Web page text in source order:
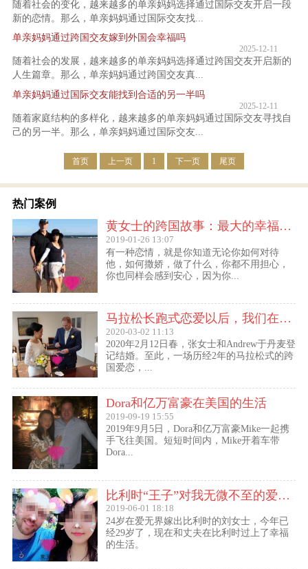
随着社会的变化，越来越多的单亲妈妈选择通过国际交友开启一段
新的恋情。那么，单亲妈妈通过国际交友找...
单亲妈妈通过跨国交友嫁到外国会幸福吗
2025-12-11
随着社会的发展，越来越多的单亲妈妈选择通过跨国交友开启新的
人生篇章。那么，单亲妈妈通过跨国交友真...
单亲妈妈通过国际交友能找到合适的另一半吗
2025-12-11
随着家庭结构的多样化，越来越多的单亲妈妈通过国际交友寻找自
己的另一半。那么，单亲妈妈通过国际交友...
首页 上一页 1 下一页 尾页
热门案例
黄女士的跨国故事：最大的幸福便是有一个白马王子一直默默等着自己
2019-01-26 13:07
有一种恋情，就是你知道无论你如何对待
他，如何撒娇，做了什么，你都不用担心，
你也同样会感到安心，因为你...
马拉松长跑式恋爱以后，我们在丹麦登记结婚了
2020-03-02 11:13
2020年2月12日春，张女士和Andrew于丹麦登
记结婚。至此，一场历经2年的马拉松式的跨
国爱恋，...
Dora和亿万富豪在美国的生活
2019-09-19 15:55
2019年9月5日，Dora和亿万富豪Mike一起携
手飞往美国。短短时间内，Mike开着车带
Dora...
比利时“王子”对我无微不至的爱（爱无界刘女士的海外生活）
2019-06-01 18:18
24岁在爱无界嫁出比利时的刘女士，今年已
经29岁了，现在和丈夫在比利时过上了幸福
的生活。